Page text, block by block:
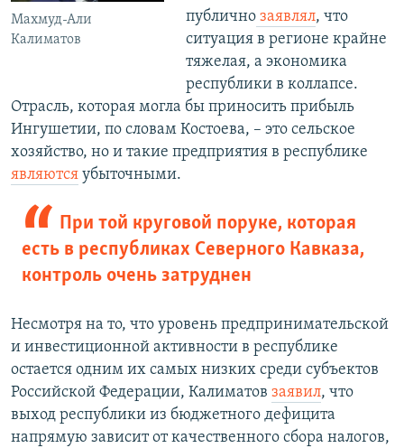
Махмуд-Али
Калиматов
публичнозаявлял, что
ситуация в регионе крайне
тяжелая, а экономика
республики в коллапсе.
Отрасль, которая могла бы приносить прибыль
Ингушетии, по словам Костоева, – это сельское
хозяйство, но и такие предприятия в республике
являются убыточными.
При той круговой поруке, которая
есть в республиках Северного Кавказа,
контроль очень затруднен
Несмотря на то, что уровень предпринимательской
и инвестиционной активности в республике
остается одним их самых низких среди субъектов
Российской Федерации, Калиматов заявил, что
выход республики из бюджетного дефицита
напрямую зависит от качественного сбора налогов,